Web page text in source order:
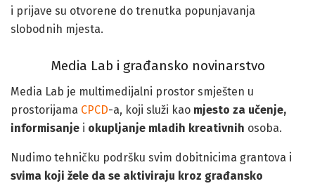
i prijave su otvorene do trenutka popunjavanja
slobodnih mjesta.
Media Lab i građansko novinarstvo
Media Lab je multimedijalni prostor smješten u
prostorijama CPCD-a, koji služi kao mjesto za učenje,
informisanje i okupljanje mladih kreativnih osoba.
Nudimo tehničku podršku svim dobitnicima grantova i
svima koji žele da se aktiviraju kroz građansko